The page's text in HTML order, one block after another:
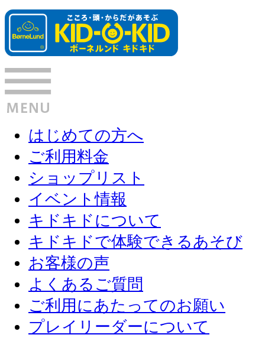
はじめての方へ
ご利用料金
ショップリスト
イベント情報
キドキドについて
キドキドで体験できるあそび
お客様の声
よくあるご質問
ご利用にあたってのお願い
プレイリーダーについて